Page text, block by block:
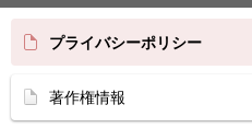
プライバシーポリシー
著作権情報